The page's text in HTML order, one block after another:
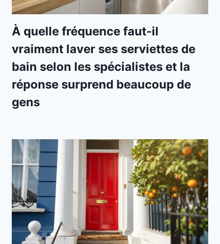
À quelle fréquence faut-il
vraiment laver ses serviettes de
bain selon les spécialistes et la
réponse surprend beaucoup de
gens